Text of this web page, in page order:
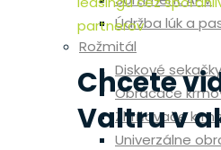
Údržba lúk a
Rožmitál
Diskové sekačky
Obracače
Zhrňovače
Univerzálne
partnerov
Chcete
Valtru v